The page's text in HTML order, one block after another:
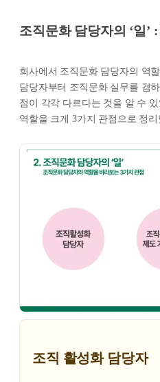
조직문화 담당자의 ‘일’
회사에서 조직문화 담당자의 역
담당자부터 조직문화 실무를 겸
점이 각각 다르다는 것을 알 수
역할을 크게 3가지 관점으로 정리
조직 활성화 담당자